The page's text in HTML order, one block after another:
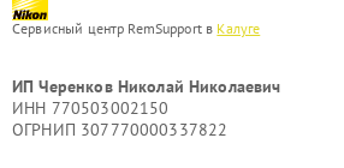
Сервисный центр RemSupport в Калуге
ИП Черенков Николай Николаевич
ИНН 770503002150
ОГРНИП 307770000337822